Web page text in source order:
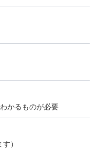
かるものが必要
）